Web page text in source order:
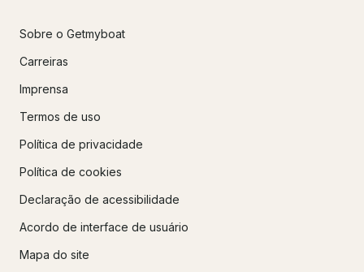
Sobre o Getmyboat
Carreiras
Imprensa
Termos de uso
Política de privacidade
Política de cookies
Declaração de acessibilidade
Acordo de interface de usuário
Mapa do site